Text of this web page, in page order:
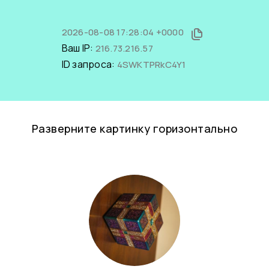
2026-08-08 17:28:04 +0000
Ваш IP: 216.73.216.57
ID запроса: 4SWKTPRkC4Y1
Разверните картинку горизонтально